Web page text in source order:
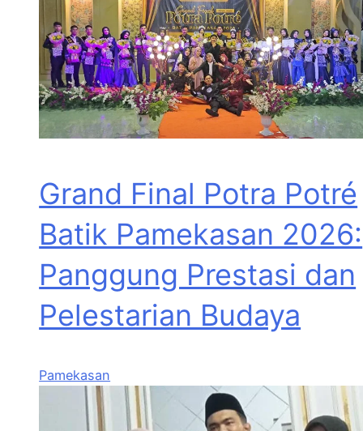
Grand Final Potra Potré
Batik Pamekasan 2026:
Panggung Prestasi dan
Pelestarian Budaya
Pamekasan